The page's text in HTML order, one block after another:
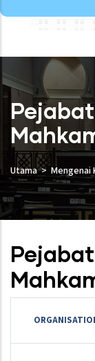
Utama Mengenai